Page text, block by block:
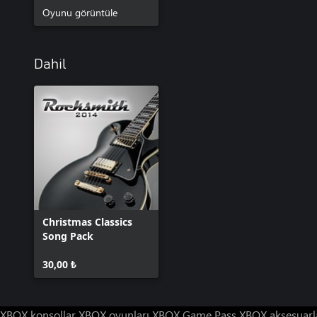
Oyunu görüntüle
Dahil
Christmas Classics
Song Pack
30,00 ₺